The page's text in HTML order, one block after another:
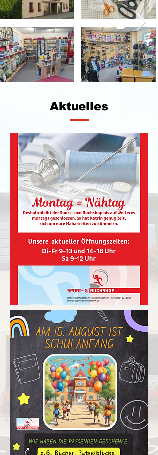
Aktuelles